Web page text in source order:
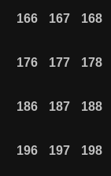
166 167 168
176 177 178
186 187 188
196 197 198